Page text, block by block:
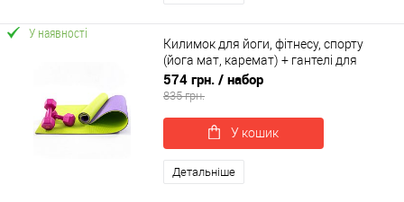
У наявності
Килимок для йоги, фітнесу, спорту
(йога мат, каремат) + гантелі для
фітнесу 2шт по 2кг OSPORT Set 77 (n-
0107)
574 грн. / набор
835 грн.
У кошик
Детальніше